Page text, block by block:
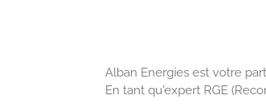
Alban Energies est votre
En tant qu'expert RGE